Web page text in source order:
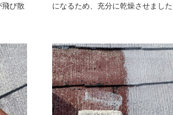
飛び散
になるため、充分に乾燥させました